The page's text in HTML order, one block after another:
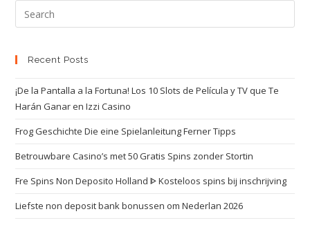
Recent Posts
¡De la Pantalla a la Fortuna! Los 10 Slots de Película y TV que Te
Harán Ganar en Izzi Casino
Frog Geschichte Die eine Spielanleitung Ferner Tipps
Betrouwbare Casino’s met 50 Gratis Spins zonder Stortin
Fre Spins Non Deposito Holland ᐈ Kosteloos spins bij inschrijving
Liefste non deposit bank bonussen om Nederlan 2026